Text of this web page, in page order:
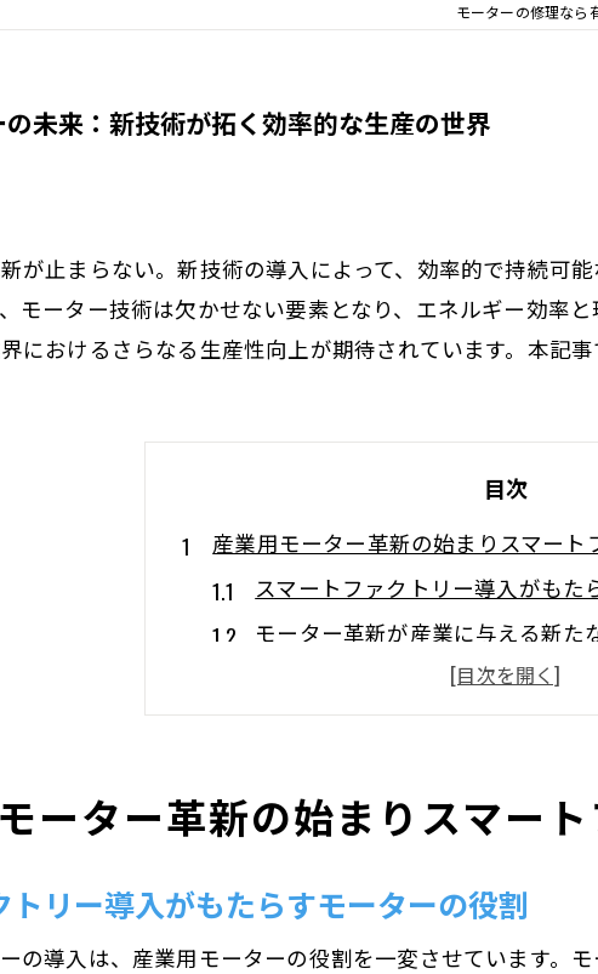
モーターの修理なら
未来：新技術が拓く効率的な生産の世界
が止まらない。新技術の導入によって、効率的で持続可
モーター技術は欠かせない要素となり、エネルギー効率
におけるさらなる生産性向上が期待されています。本記
目次
産業用モーター革新の始まりスマー
スマートファクトリー導入がもた
モーター革新が産業に与える新た
デジタル化時代のモーター技術の
産業用モーターの進化とその背景
スマート工場におけるモーターの
エネルギー効率を高めるモーター
環境負荷を軽減するためのモータ
ーター革新の始まりスマー
トリー導入がもたらすモーターの役割
の導入は、産業用モーターの役割を一変させています。